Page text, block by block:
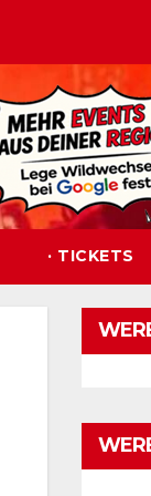
· TICKETS